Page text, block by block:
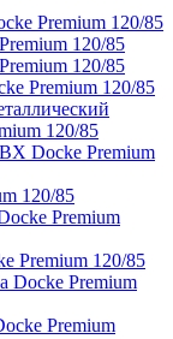
Premium 120/85
120/85
120/85
Premium 120/85
120/85
Docke Premium
120/85
Premium
Premium 120/85
Docke Premium
Premium